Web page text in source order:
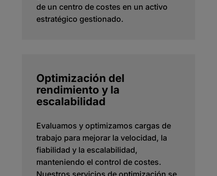
de un centro de costes en un activo
estratégico gestionado.
Optimización del
rendimiento y la
escalabilidad
Evaluamos y optimizamos cargas de
trabajo para mejorar la velocidad, la
fiabilidad y la escalabilidad,
manteniendo el control de costes.
Nuestros servicios de optimización se